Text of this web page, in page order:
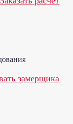
замерщика